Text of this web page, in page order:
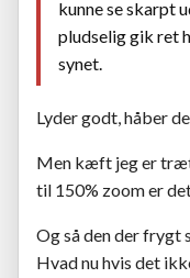
kunne se skarpt
pludselig gik ret
synet.
Lyder godt, håber
Men kæft jeg er træt
til 150% zoom er
Og så den der frygt
Hvad nu hvis det